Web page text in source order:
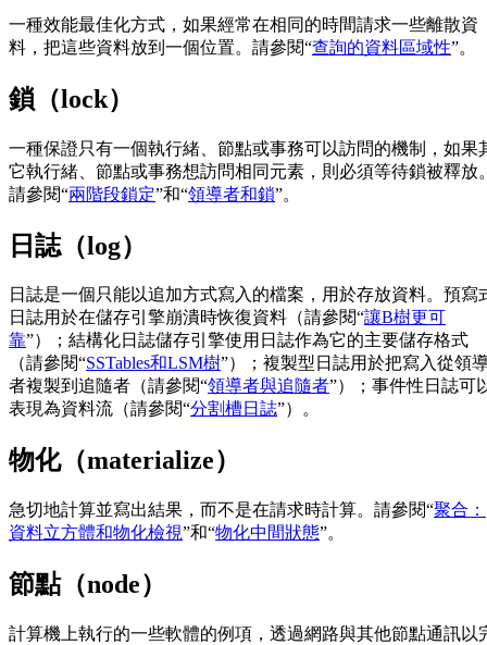
一種效能最佳化方式，如果經常在相同的時間請求一些離散資
料，把這些資料放到一個位置。請參閱“查詢的資料區域性”。
鎖（lock）
一種保證只有一個執行緒、節點或事務可以訪問的機制，如果
它執行緒、節點或事務想訪問相同元素，則必須等待鎖被釋放
請參閱“兩階段鎖定”和“領導者和鎖”。
日誌（log）
日誌是一個只能以追加方式寫入的檔案，用於存放資料。預寫
日誌用於在儲存引擎崩潰時恢復資料（請參閱“讓B樹更可
靠”）；結構化日誌儲存引擎使用日誌作為它的主要儲存格式
（請參閱“SSTables和LSM樹”）；複製型日誌用於把寫入從領
者複製到追隨者（請參閱“領導者與追隨者”）；事件性日誌可
表現為資料流（請參閱“分割槽日誌”）。
物化（materialize）
急切地計算並寫出結果，而不是在請求時計算。請參閱“聚合：
資料立方體和物化檢視”和“物化中間狀態”。
節點（node）
計算機上執行的一些軟體的例項，透過網路與其他節點通訊以